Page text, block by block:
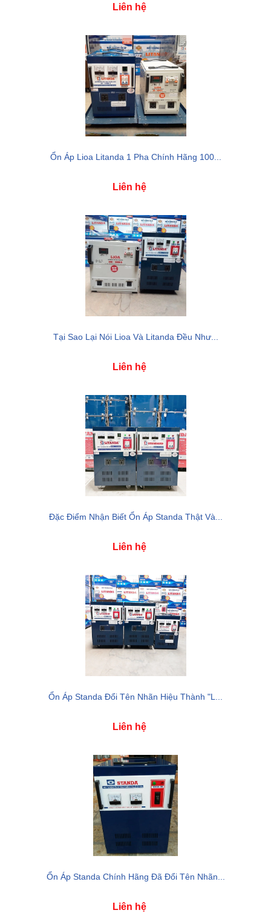
Liên hệ
Ổn Áp Lioa Litanda 1 Pha Chính Hãng 100...
Liên hệ
Tại Sao Lại Nói Lioa Và Litanda Đều Như...
Liên hệ
Đặc Điểm Nhận Biết Ổn Áp Standa Thật Và...
Liên hệ
Ổn Áp Standa Đổi Tên Nhãn Hiệu Thành "L...
Liên hệ
Ổn Áp Standa Chính Hãng Đã Đổi Tên Nhãn...
Liên hệ